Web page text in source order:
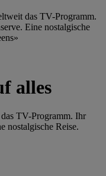
das TV-Programm.
Eine nostalgische
alles
TV-Programm. Ihr
nostalgische Reise.